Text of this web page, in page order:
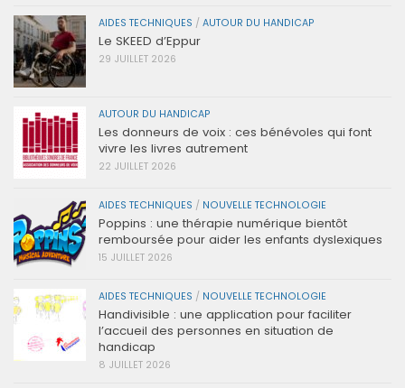
AIDES TECHNIQUES / AUTOUR DU HANDICAP
Le SKEED d’Eppur
29 JUILLET 2026
AUTOUR DU HANDICAP
Les donneurs de voix : ces bénévoles qui font
vivre les livres autrement
22 JUILLET 2026
AIDES TECHNIQUES / NOUVELLE TECHNOLOGIE
Poppins : une thérapie numérique bientôt
remboursée pour aider les enfants dyslexiques
15 JUILLET 2026
AIDES TECHNIQUES / NOUVELLE TECHNOLOGIE
Handivisible : une application pour faciliter
l’accueil des personnes en situation de
handicap
8 JUILLET 2026